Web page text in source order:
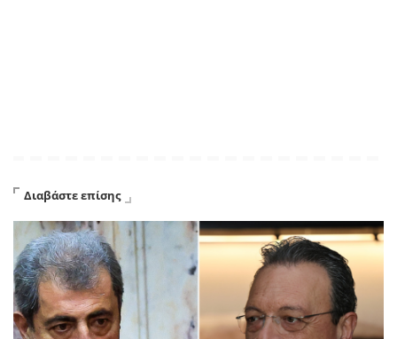
Διαβάστε επίσης